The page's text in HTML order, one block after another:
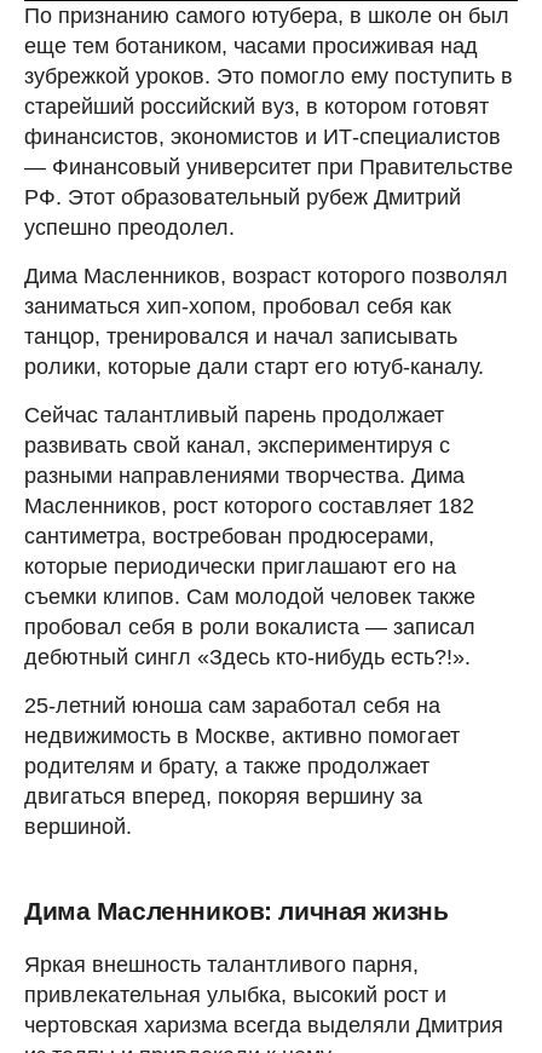
По признанию самого ютубера, в школе он был
еще тем ботаником, часами просиживая над
зубрежкой уроков. Это помогло ему поступить в
старейший российский вуз, в котором готовят
финансистов, экономистов и ИТ-специалистов
— Финансовый университет при Правительстве
РФ. Этот образовательный рубеж Дмитрий
успешно преодолел.
Дима Масленников, возраст которого позволял
заниматься хип-хопом, пробовал себя как
танцор, тренировался и начал записывать
ролики, которые дали старт его ютуб-каналу.
Сейчас талантливый парень продолжает
развивать свой канал, экспериментируя с
разными направлениями творчества. Дима
Масленников, рост которого составляет 182
сантиметра, востребован продюсерами,
которые периодически приглашают его на
съемки клипов. Сам молодой человек также
пробовал себя в роли вокалиста — записал
дебютный сингл «Здесь кто-нибудь есть?!».
25-летний юноша сам заработал себя на
недвижимость в Москве, активно помогает
родителям и брату, а также продолжает
двигаться вперед, покоряя вершину за
вершиной.
Дима Масленников: личная жизнь
Яркая внешность талантливого парня,
привлекательная улыбка, высокий рост и
чертовская харизма всегда выделяли Дмитрия